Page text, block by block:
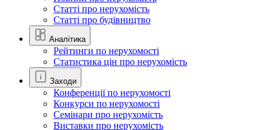
Статті про нерухомість
Статті про будівництво
Аналітика
Рейтинги по нерухомості
Статистика цін про нерухомість
Заходи
Конференції по нерухомості
Конкурси по нерухомості
Семінари про нерухомість
Виставки про нерухомість